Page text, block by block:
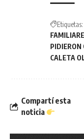
Etiquetas:
PIDIERON
CALETA
Compartí esta
noticia